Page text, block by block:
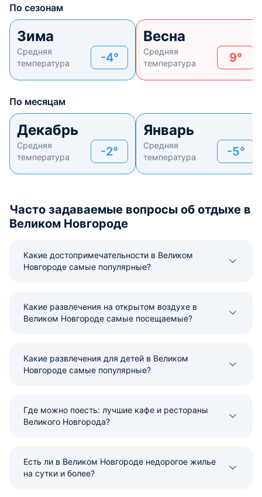
По сезонам
Зима
Средняя
температура
-4°
Весна
Средняя
температура
9°
По месяцам
Декабрь
Средняя
температура
-2°
Январь
Средняя
температура
-5°
Часто задаваемые вопросы об отдыхе в
Великом Новгороде
Какие достопримечательности в Великом
Новгороде самые популярные?
Какие развлечения на открытом воздухе в
Великом Новгороде самые посещаемые?
Какие развлечения для детей в Великом
Новгороде самые популярные?
Где можно поесть: лучшие кафе и рестораны
Великого Новгорода?
Есть ли в Великом Новгороде недорогое жилье
на сутки и более?